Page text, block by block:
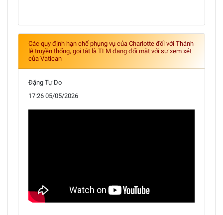
Các quy định hạn chế phụng vụ của Charlotte đối với Thánh
lễ truyền thống, gọi tắt là TLM đang đối mặt với sự xem xét
của Vatican
Đặng Tự Do
17:26 05/05/2026